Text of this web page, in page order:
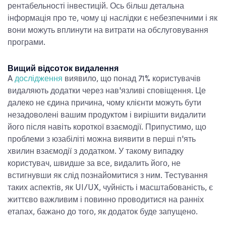
рентабельності інвестицій. Ось більш детальна
інформація про те, чому ці наслідки є небезпечними і як
вони можуть вплинути на витрати на обслуговування
програми.
Вищий відсоток видалення
A дослідження виявило, що понад 71% користувачів
видаляють додатки через нав'язливі сповіщення. Це
далеко не єдина причина, чому клієнти можуть бути
незадоволені вашим продуктом і вирішити видалити
його після навіть короткої взаємодії. Припустимо, що
проблеми з юзабіліті можна виявити в перші п'ять
хвилин взаємодії з додатком. У такому випадку
користувач, швидше за все, видалить його, не
встигнувши як слід познайомитися з ним. Тестування
таких аспектів, як UI/UX, чуйність і масштабованість, є
життєво важливим і повинно проводитися на ранніх
етапах, бажано до того, як додаток буде запущено.